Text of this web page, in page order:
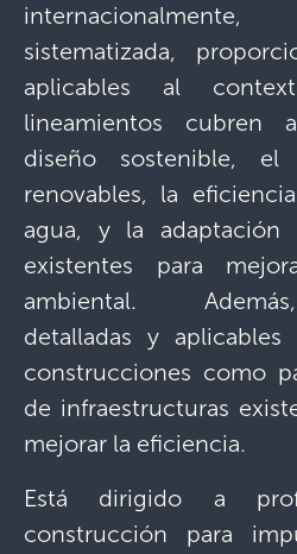
sistematizada,
aplicables al
lineamientos cubren
diseño sostenible,
renovables, la
agua, y la adaptación
existentes para
ambiental.
detalladas y
construcciones como
de infraestructuras
mejorar la eficiencia.
Está dirigido a
construcción para